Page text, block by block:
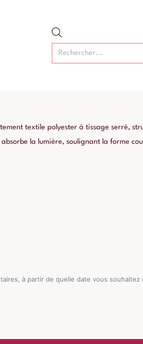
produits
textile polyester à tissage serré,
la lumière, soulignant la forme
à partir de quelle date vous